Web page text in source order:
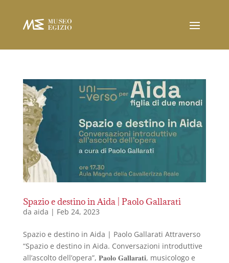
Spazio e destino in Aida | Paolo Gallarati
da aida | Feb 24, 2023
Spazio e destino in Aida | Paolo Gallarati Attraverso
“Spazio e destino in Aida. Conversazioni introduttive
all’ascolto dell’opera”, 𝐏𝐚𝐨𝐥𝐨 𝐆𝐚𝐥𝐥𝐚𝐫𝐚𝐭𝐢, musicologo e